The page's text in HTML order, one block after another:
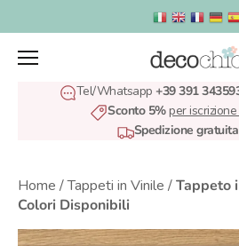
al
contenuto
Tel/Whatsapp +39 391
Sconto 5%per
Spedizione gratuita
Home /Tappeti in Vinile /Tappeto
Colori Disponibili